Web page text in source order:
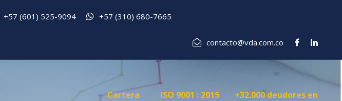
+57 (601) 525-9094
+57 (310) 680-7665
contacto@vda.com.co
Cartera ISO 9001 : 2015 +32.000 deudores en